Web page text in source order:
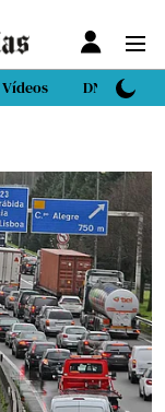
Vídeos DN Sport